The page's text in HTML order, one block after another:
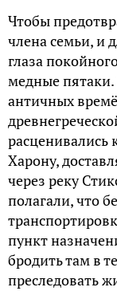
Чтобы
члена семьи, и
глаза
медные пятаки.
античных
Харону,
через реку
полагали, что
пункт
бродить там в
преследовать